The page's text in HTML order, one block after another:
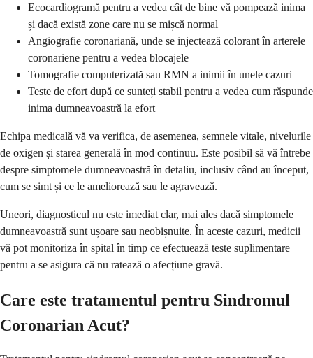
Ecocardiogramă pentru a vedea cât de bine vă pompează inima
și dacă există zone care nu se mișcă normal
Angiografie coronariană, unde se injectează colorant în arterele
coronariene pentru a vedea blocajele
Tomografie computerizată sau RMN a inimii în unele cazuri
Teste de efort după ce sunteți stabil pentru a vedea cum răspunde
inima dumneavoastră la efort
Echipa medicală vă va verifica, de asemenea, semnele vitale, nivelurile
de oxigen și starea generală în mod continuu. Este posibil să vă întrebe
despre simptomele dumneavoastră în detaliu, inclusiv când au început,
cum se simt și ce le ameliorează sau le agravează.
Uneori, diagnosticul nu este imediat clar, mai ales dacă simptomele
dumneavoastră sunt ușoare sau neobișnuite. În aceste cazuri, medicii
vă pot monitoriza în spital în timp ce efectuează teste suplimentare
pentru a se asigura că nu ratează o afecțiune gravă.
Care este tratamentul pentru Sindromul
Coronarian Acut?